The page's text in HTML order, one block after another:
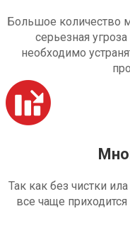
Большое количество
серьезная
необходимо
Так как без чистки
все чаще